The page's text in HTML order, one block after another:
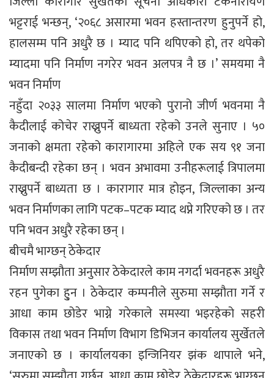
भट्टराई भन्छन्, ‘२०६८ असारमा भवन हस्तान्तरण हुनुपर्ने हो,
हालसम्म पनि अधुरै छ । म्याद पनि थपिएको हो, तर थपेको
म्यादमा पनि निर्माण नगरेर भवन अलपत्र नै छ ।’ समयमा नै
भवन निर्माण
नहुँदा २०३३ सालमा निर्माण भएको पुरानो जीर्ण भवनमा नै
कैदीलाई कोचेर राख्नुपर्ने बाध्यता रहेको उनले सुनाए । ५०
जनाको क्षमता रहेको कारागारमा अहिले एक सय ९१ जना
कैदीबन्दी रहेका छन् । भवन अभावमा उनीहरूलाई त्रिपालमा
राख्नुपर्ने बाध्यता छ । कारागार मात्र होइन, जिल्लाका अन्य
भवन निर्माणका लागि पटक–पटक म्याद थप्ने गरिएको छ । तर
पनि भवन अधुरै रहेका छन् ।
बीचमै भाग्छन् ठेकेदार
निर्माण सम्झौता अनुसार ठेकेदारले काम नगर्दा भवनहरू अधुरै
रहन पुगेका हु्न । ठेकेदार कम्पनीले सुरुमा सम्झौता गर्ने र
आधा काम छोडेर भाग्ने गरेकाले समस्या भइरहेको सहरी
विकास तथा भवन निर्माण विभाग डिभिजन कार्यालय सुर्खेतले
जनाएको छ । कार्यालयका इन्जिनियर झंक थापाले भने,